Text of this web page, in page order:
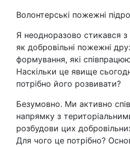
Волонтерські пожежні
Я неодноразово стикався
як добровільні пожежні
формування, які
Наскільки це явище
потрібно його розвивати?
Безумовно. Ми активно
напрямку з
розбудови цих
Для чого це потрібно?